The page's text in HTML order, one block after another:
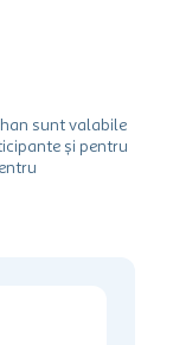
sunt valabile
și pentru